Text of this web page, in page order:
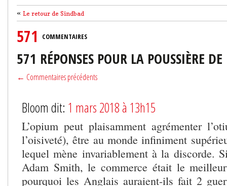
« Le retour de Sindbad
571 COMMENTAIRES
571 RÉPONSES POUR LA POUSSIÈRE
← Commentaires précédents
Bloom dit: 1 mars 2018 à 13h15
L’opium peut plaisamment agrémenter
l’oisiveté), être au monde infiniment
lequel mène invariablement à la discorde.
Adam Smith, le commerce était le
pourquoi les Anglais auraient-ils fait 2